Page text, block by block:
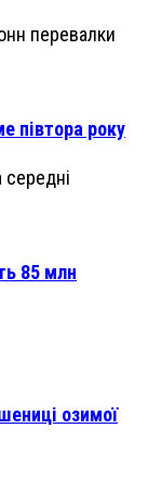
півтора року
85 млн
озимої